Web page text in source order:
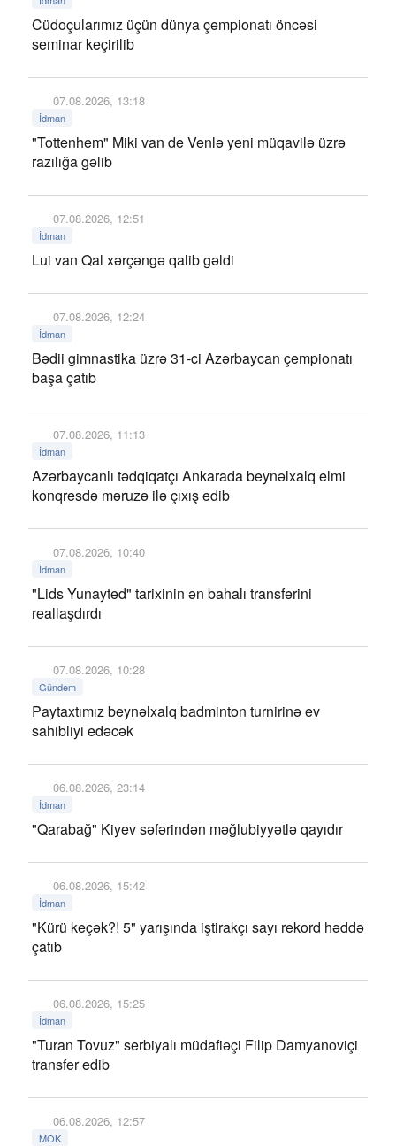
Cüdoçularımız üçün dünya çempionatı öncəsi
seminar keçirilib
07.08.2026, 13:18
İdman
"Tottenhem" Miki van de Venlə yeni müqavilə üzrə
razılığa gəlib
07.08.2026, 12:51
İdman
Lui van Qal xərçəngə qalib gəldi
07.08.2026, 12:24
İdman
Bədii gimnastika üzrə 31-ci Azərbaycan çempionatı
başa çatıb
07.08.2026, 11:13
İdman
Azərbaycanlı tədqiqatçı Ankarada beynəlxalq elmi
konqresdə məruzə ilə çıxış edib
07.08.2026, 10:40
İdman
"Lids Yunayted" tarixinin ən bahalı transferini
reallaşdırdı
07.08.2026, 10:28
Gündəm
Paytaxtımız beynəlxalq badminton turnirinə ev
sahibliyi edəcək
06.08.2026, 23:14
İdman
"Qarabağ" Kiyev səfərindən məğlubiyyətlə qayıdır
06.08.2026, 15:42
İdman
"Kürü keçək?! 5" yarışında iştirakçı sayı rekord həddə
çatıb
06.08.2026, 15:25
İdman
"Turan Tovuz" serbiyalı müdafiəçi Filip Damyanoviçi
transfer edib
06.08.2026, 12:57
MOK